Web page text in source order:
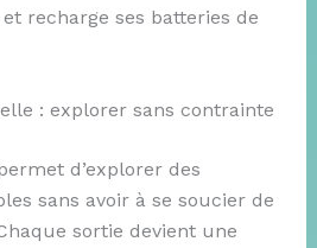
et recharge ses batteries de
: explorer sans contrainte
d’explorer des
sans avoir à se soucier de
sortie devient une